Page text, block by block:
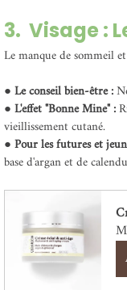
3.  Visage :
Le manque de sommeil
● Le conseil bien-être :
● L'effet "Bonne Mine" :
vieillissement cutané.
● Pour les futures et
base d'argan et de